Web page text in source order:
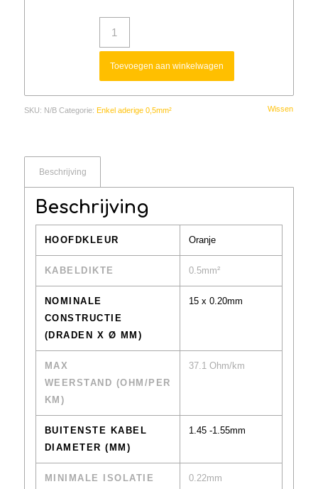
Wissen
Toevoegen aan winkelwagen
SKU: N/B Categorie: Enkel aderige 0,5mm²
Beschrijving
Beschrijving
HOOFDKLEUR Oranje
KABELDIKTE 0.5mm²
NOMINALE
CONSTRUCTIE
(DRADEN X Ø MM)
15 x 0.20mm
MAX
WEERSTAND (OHM/PER
KM)
37.1 Ohm/km
BUITENSTE KABEL
DIAMETER (MM)
1.45 -1.55mm
MINIMALE ISOLATIE
0.22mm